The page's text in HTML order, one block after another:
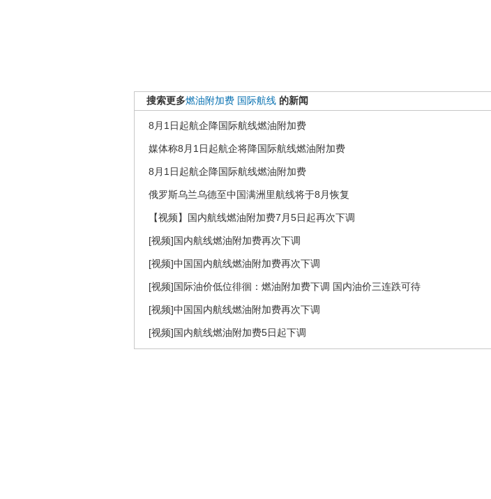
搜索更多燃油附加费 国际航线 的新闻
8月1日起航企降国际航线燃油附加费
媒体称8月1日起航企将降国际航线燃油附加费
8月1日起航企降国际航线燃油附加费
俄罗斯乌兰乌德至中国满洲里航线将于8月恢复
【视频】国内航线燃油附加费7月5日起再次下调
[视频]国内航线燃油附加费再次下调
[视频]中国国内航线燃油附加费再次下调
[视频]国际油价低位徘徊：燃油附加费下调 国内油价三连跌可待
[视频]中国国内航线燃油附加费再次下调
[视频]国内航线燃油附加费5日起下调